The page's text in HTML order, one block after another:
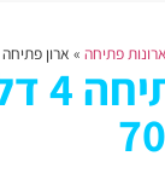
ארונות פתיחה » ארון פתיחה 4 דלתות עם מגירות יראון 707